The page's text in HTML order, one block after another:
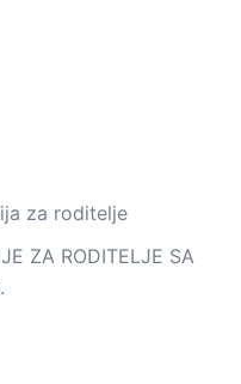
za roditelje
ZA RODITELJE SA